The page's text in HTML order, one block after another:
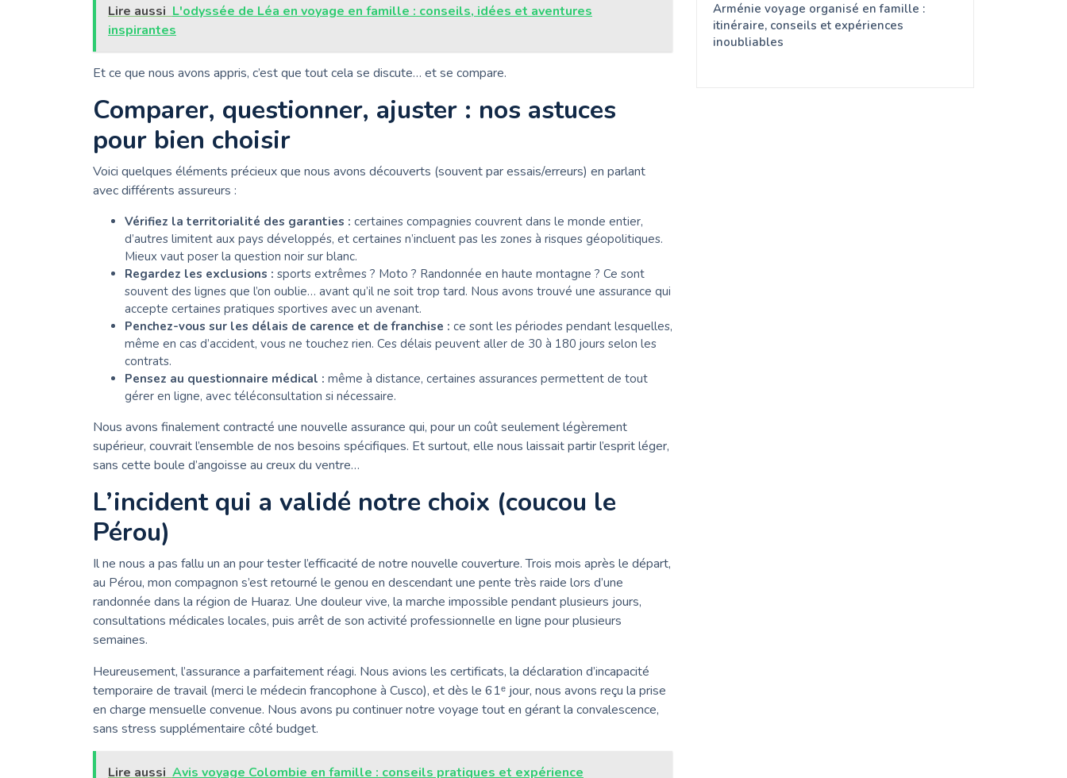
Lire aussi L'odyssée de Léa en voyage en famille : conseils, idées et aventures
inspirantes
Et ce que nous avons appris, c’est que tout cela se discute… et se compare.
Comparer, questionner, ajuster : nos astuces
pour bien choisir
Voici quelques éléments précieux que nous avons découverts (souvent par essais/erreurs) en parlant
avec différents assureurs :
Vérifiez la territorialité des garanties : certaines compagnies couvrent dans le monde entier,
d’autres limitent aux pays développés, et certaines n’incluent pas les zones à risques géopolitiques.
Mieux vaut poser la question noir sur blanc.
Regardez les exclusions : sports extrêmes ? Moto ? Randonnée en haute montagne ? Ce sont
souvent des lignes que l’on oublie… avant qu’il ne soit trop tard. Nous avons trouvé une assurance qui
accepte certaines pratiques sportives avec un avenant.
Penchez-vous sur les délais de carence et de franchise : ce sont les périodes pendant lesquelles,
même en cas d’accident, vous ne touchez rien. Ces délais peuvent aller de 30 à 180 jours selon les
contrats.
Pensez au questionnaire médical : même à distance, certaines assurances permettent de tout
gérer en ligne, avec téléconsultation si nécessaire.
Nous avons finalement contracté une nouvelle assurance qui, pour un coût seulement légèrement
supérieur, couvrait l’ensemble de nos besoins spécifiques. Et surtout, elle nous laissait partir l’esprit léger,
sans cette boule d’angoisse au creux du ventre…
L’incident qui a validé notre choix (coucou le
Pérou)
Il ne nous a pas fallu un an pour tester l’efficacité de notre nouvelle couverture. Trois mois après le départ,
au Pérou, mon compagnon s’est retourné le genou en descendant une pente très raide lors d’une
randonnée dans la région de Huaraz. Une douleur vive, la marche impossible pendant plusieurs jours,
consultations médicales locales, puis arrêt de son activité professionnelle en ligne pour plusieurs
semaines.
Heureusement, l’assurance a parfaitement réagi. Nous avions les certificats, la déclaration d’incapacité
temporaire de travail (merci le médecin francophone à Cusco), et dès le 61ᵉ jour, nous avons reçu la prise
en charge mensuelle convenue. Nous avons pu continuer notre voyage tout en gérant la convalescence,
sans stress supplémentaire côté budget.
Lire aussi Avis voyage Colombie en famille : conseils pratiques et expérience
Arménie voyage organisé en famille :
itinéraire, conseils et expériences
inoubliables